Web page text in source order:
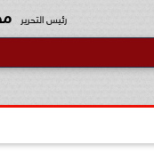
رئيس التحرير